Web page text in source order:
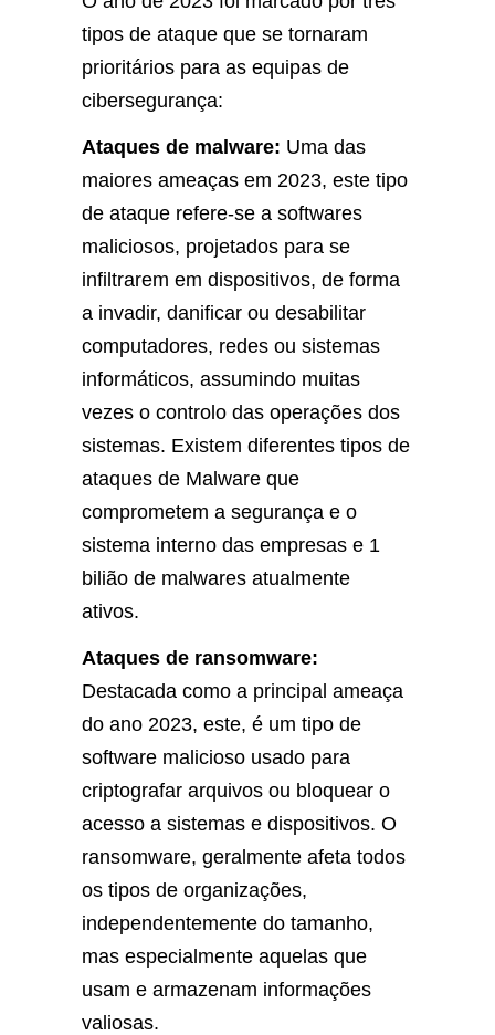
tipos de ataque que se tornaram
prioritários para as equipas de
cibersegurança:
Ataques de malware: Uma das
maiores ameaças em 2023, este tipo
de ataque refere-se a softwares
maliciosos, projetados para se
infiltrarem em dispositivos, de forma
a invadir, danificar ou desabilitar
computadores, redes ou sistemas
informáticos, assumindo muitas
vezes o controlo das operações dos
sistemas. Existem diferentes tipos de
ataques de Malware que
comprometem a segurança e o
sistema interno das empresas e 1
bilião de malwares atualmente
ativos.
Ataques de ransomware:
Destacada como a principal ameaça
do ano 2023, este, é um tipo de
software malicioso usado para
criptografar arquivos ou bloquear o
acesso a sistemas e dispositivos. O
ransomware, geralmente afeta todos
os tipos de organizações,
independentemente do tamanho,
mas especialmente aquelas que
usam e armazenam informações
valiosas.